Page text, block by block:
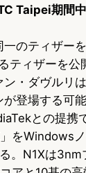
Taipei期間
のティザー
ティザーを公
・ダヴルリ
登場する可
との提携
をWindows
。N1Xは3nm